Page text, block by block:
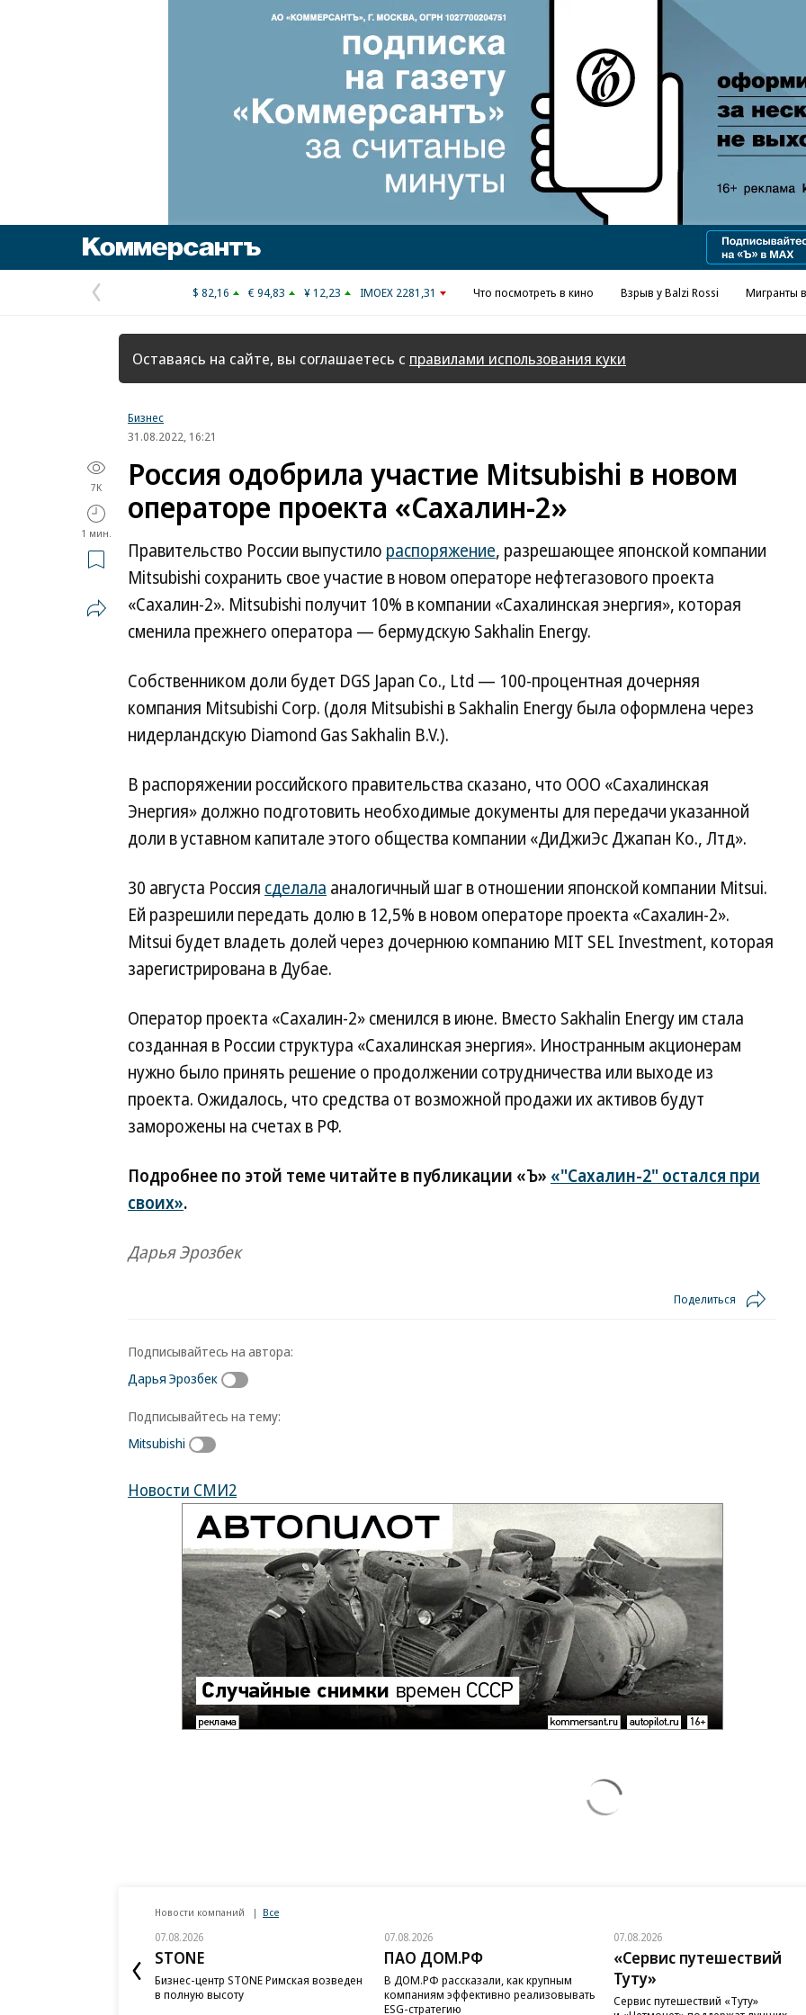
Реклама в «Ъ» www.kommersant.ru/ad
Предыдущая
страница
$ 82,16 € 94,83 ¥ 12,23 IMOEX 2281,31 Что посмотреть в кино Взрыв у Balzi Rossi Мигранты
Оставаясь на сайте, вы соглашаетесь с правилами использования куки
Бизнес
31.08.2022, 16:21
7K
1 мин.
Россия одобрила участие Mitsubishi в новом
операторе проекта «Сахалин-2»
Правительство России выпустило распоряжение, разрешающее японской компании
Mitsubishi сохранить свое участие в новом операторе нефтегазового проекта
«Сахалин-2». Mitsubishi получит 10% в компании «Сахалинская энергия», которая
сменила прежнего оператора — бермудскую Sakhalin Energy.
Собственником доли будет DGS Japan Co., Ltd — 100-процентная дочерняя
компания Mitsubishi Corp. (доля Mitsubishi в Sakhalin Energy была оформлена через
нидерландскую Diamond Gas Sakhalin B.V.).
В распоряжении российского правительства сказано, что ООО «Сахалинская
Энергия» должно подготовить необходимые документы для передачи указанной
доли в уставном капитале этого общества компании «ДиДжиЭс Джапан Ко., Лтд».
30 августа Россия сделала аналогичный шаг в отношении японской компании Mitsui.
Ей разрешили передать долю в 12,5% в новом операторе проекта «Сахалин-2».
Mitsui будет владеть долей через дочернюю компанию MIT SEL Investment, которая
зарегистрирована в Дубае.
Оператор проекта «Сахалин-2» сменился в июне. Вместо Sakhalin Energy им стала
созданная в России структура «Сахалинская энергия». Иностранным акционерам
нужно было принять решение о продолжении сотрудничества или выходе из
проекта. Ожидалось, что средства от возможной продажи их активов будут
заморожены на счетах в РФ.
Подробнее по этой теме читайте в публикации «Ъ» «"Сахалин-2" остался при
своих».
Дарья Эрозбек
Поделиться
Подписывайтесь на автора:
Дарья Эрозбек
Подписывайтесь на тему:
Mitsubishi
Новости СМИ2
Новости компаний Все
07.08.2026
STONE
Бизнес-центр STONE Римская возведен
в полную высоту
07.08.2026
ПАО ДОМ.РФ
В ДОМ.РФ рассказали, как крупным
компаниям эффективно реализовывать
ESG-стратегию
07.08.2026
«Сервис путешествий
Туту»
Сервис путешествий «Туту»